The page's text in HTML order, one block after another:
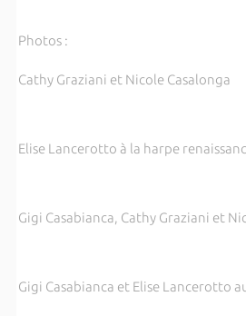
Photos :
Cathy Graziani et Nicole Casalonga
Elise Lancerotto à la harpe
Gigi Casabianca, Cathy Graziani et
Gigi Casabianca et Elise Lancerotto